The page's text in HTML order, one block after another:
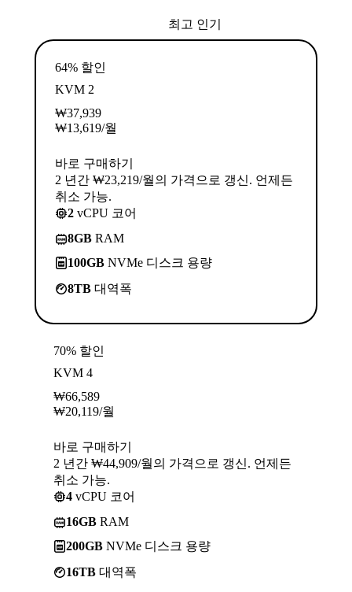
최고 인기
64% 할인
KVM 2
₩37,939
₩13,619/월
바로 구매하기
2 년간 ₩23,219/월의 가격으로 갱신. 언제든
취소 가능.
2 vCPU 코어
8GB RAM
100GB NVMe 디스크 용량
8TB 대역폭
70% 할인
KVM 4
₩66,589
₩20,119/월
바로 구매하기
2 년간 ₩44,909/월의 가격으로 갱신. 언제든
취소 가능.
4 vCPU 코어
16GB RAM
200GB NVMe 디스크 용량
16TB 대역폭